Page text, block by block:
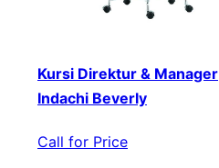
Kursi Direktur & Manager
Indachi Beverly
Call for Price